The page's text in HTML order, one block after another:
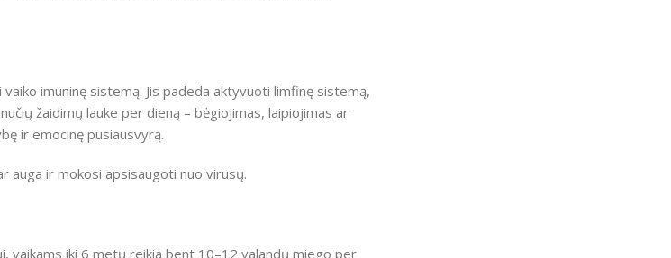
imuninę sistemą. Jis padeda aktyvuoti limfinę sistemą,
žaidimų lauke per dieną – bėgiojimas, laipiojimas ar
ir emocinę pusiausvyrą.
auga ir mokosi apsisaugoti nuo virusų.
vaikams iki 6 metų reikia bent 10–12 valandų miego per